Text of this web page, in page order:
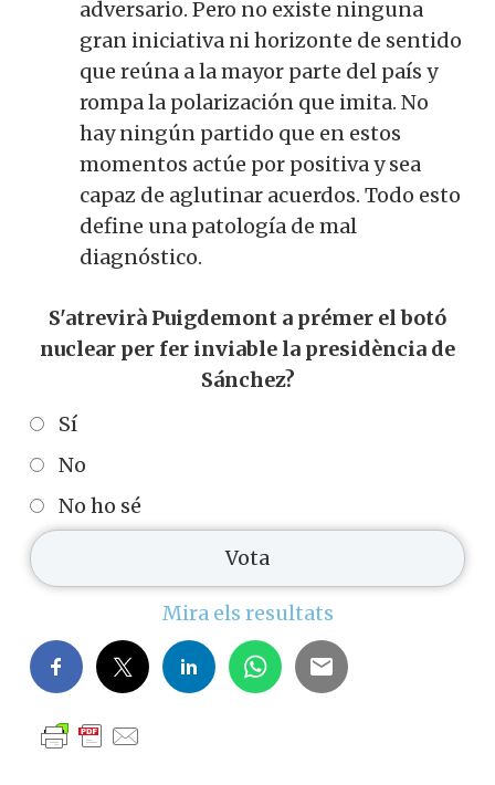
adversario. Pero no existe ninguna
gran iniciativa ni horizonte de sentido
que reúna a la mayor parte del país y
rompa la polarización que imita. No
hay ningún partido que en estos
momentos actúe por positiva y sea
capaz de aglutinar acuerdos. Todo esto
define una patología de mal
diagnóstico.
S'atrevirà Puigdemont a prémer el botó
nuclear per fer inviable la presidència de
Sánchez?
Sí
No
No ho sé
Mira els resultats